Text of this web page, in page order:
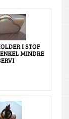
I STOF
MINDRE